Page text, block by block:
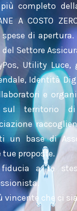
completo
A COSTO
di apertura.
Settore
Utility Luce,
Identità
e
sul territorio
un base di
proposte.
a te
vincente che ci